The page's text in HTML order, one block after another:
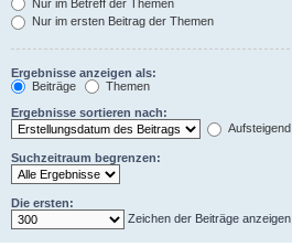
Nur im Betreff der Themen
Nur im ersten Beitrag der Themen
Ergebnisse anzeigen als:
Beiträge
Themen
Ergebnisse sortieren nach:
Aufsteigend
Suchzeitraum begrenzen:
Die ersten:
Zeichen der Beiträge anzeigen